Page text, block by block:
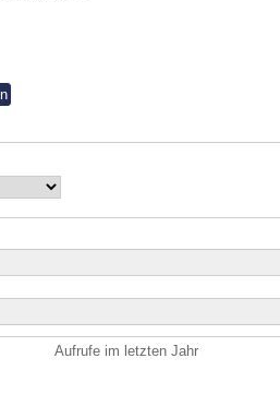
Aufrufe im letzten Jahr